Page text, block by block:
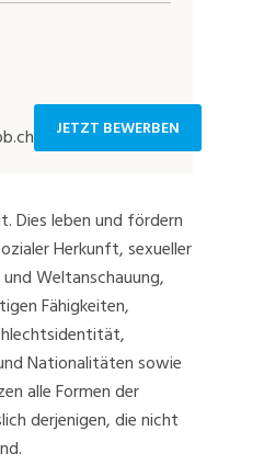
JETZT BEWERBEN
Dies leben und fördern
Herkunft, sexueller
Weltanschauung,
Fähigkeiten,
Nationalitäten sowie
alle Formen der
derjenigen, die nicht